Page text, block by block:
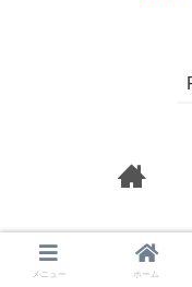
メニュー ホーム